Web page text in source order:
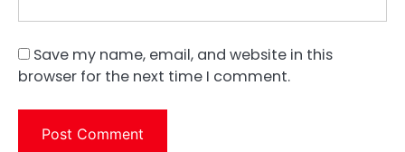
Save my name, email, and website in this
browser for the next time I comment.